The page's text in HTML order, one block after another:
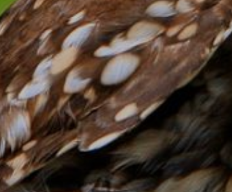
ZPRAVODAJE
ZVUKEM
ŠKOLY A ŠKOLSTVÍ
SOCIÁLNÍ PROJEKTY
STAVEBNÍ ZÁKON